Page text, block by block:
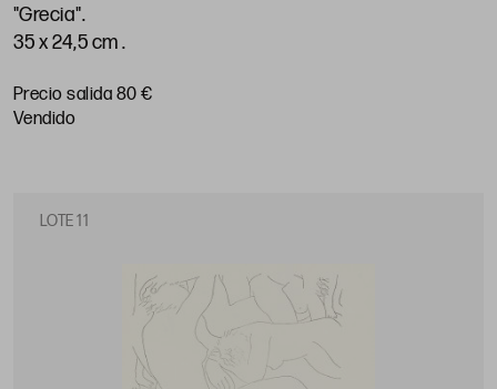
"Grecia".
35 x 24,5 cm.
Precio salida 80 €
vendido
LOTE 11